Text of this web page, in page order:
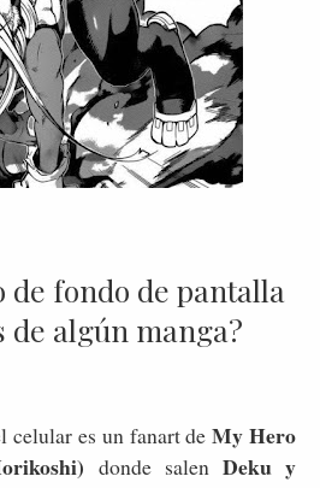
de fondo de pantalla
de algún manga?
celular es un fanart deMy Hero
donde salen Deku y